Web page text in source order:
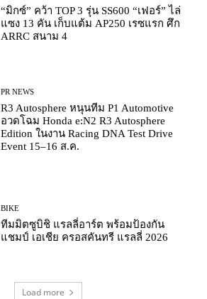
“มิกซ์” คว้า TOP 3 รุ่น SS600 “เฟอร์” ไล่
แซง 13 คัน เก็บแต้ม AP250 เรซแรก ศึก
ARRC สนาม 4
PR NEWS
R3 Autosphere หนุนทีม P1 Automotive
อวดโฉม Honda e:N2 R3 Autosphere
Edition ในงาน Racing DNA Test Drive
Event 15–16 ส.ค.
BIKE
ทีมมิตซูบิชิ แรลลี่อาร์ต พร้อมป้องกัน
แชมป์ เอเชีย ครอสคันทรี แรลลี่ 2026
Load more